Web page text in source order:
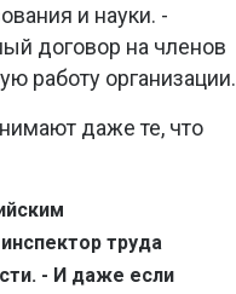
и науки. -
договор на членов
работу организации.
даже те, что
труда
- И даже если